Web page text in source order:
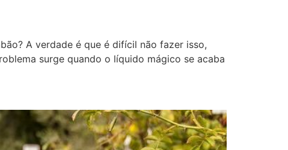
A verdade é que é difícil não fazer isso,
surge quando o líquido mágico se acaba